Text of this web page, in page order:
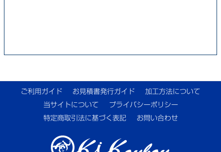
ご利用ガイド お見積書発行ガイド
加工方法について
当サイトについて
プライバシーポリシー
特定商取引法に基づく表記
お問い合わせ